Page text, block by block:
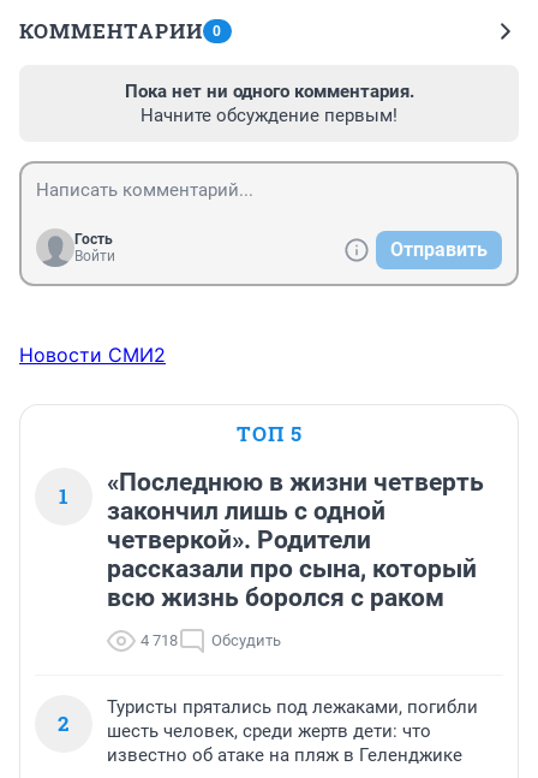
КОММЕНТАРИИ 0
Пока нет ни одного комментария.
Начните обсуждение первым!
Гость
Войти
Отправить
Новости СМИ2
ТОП 5
1
«Последнюю в жизни четверть
закончил лишь с одной
четверкой». Родители
рассказали про сына, который
всю жизнь боролся с раком
4 718 Обсудить
2
Туристы прятались под лежаками, погибли
шесть человек, среди жертв дети: что
известно об атаке на пляж в Геленджике